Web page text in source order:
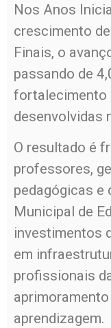
Nos Anos
crescimento
Finais, o
passando de
fortalecimento
desenvolvidas
O resultado é
professores,
pedagógicas e
Municipal de
investimentos
em
profissionais
aprendizagem.